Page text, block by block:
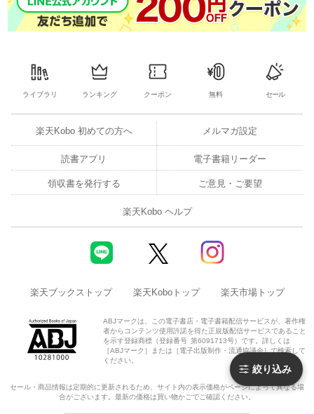
絞り込み
ライブラリ ランキング クーポン 無料 セール
楽天Kobo 初めての方へ メルマガ設定
読書アプリ 電子書籍リーダー
領収書を発行する ご意見・ご要望
楽天Kobo ヘルプ
楽天ブックストップ 楽天Koboトップ 楽天市場トップ
ABJマークは、この電子書店・電子書籍配信サービスが、著作権
者からコンテンツ使用許諾を得た正規版配信サービスであること
を示す登録商標（登録番号 第6091713号）です。詳しくは
［ABJマーク］または［電子出版制作・流通協議会］で検索して
ください。
セール・商品情報は定期的に更新されるため、サイト内の表示価格がページによって異なる場
合がございます。最新の価格は買い物かごでご確認ください。